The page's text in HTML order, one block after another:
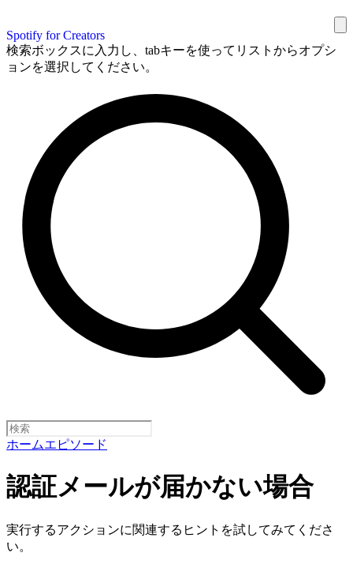
Spotify for Creators
検索ボックスに入力し、tabキーを使ってリストからオプシ
ョンを選択してください。
ホームエピソード
認証メールが届かない場合
実行するアクションに関連するヒントを試してみてくださ
い。